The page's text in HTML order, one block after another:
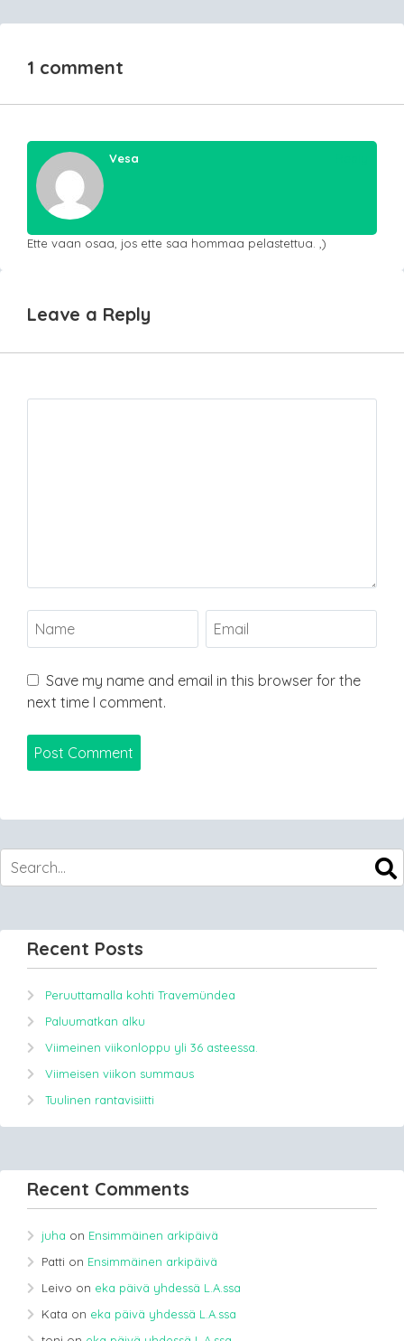
1 comment
Vesa
Ette vaan osaa, jos ette saa hommaa pelastettua. ,)
Leave a Reply
Save my name and email in this browser for the
next time I comment.
Recent Posts
Peruuttamalla kohti Travemündea
Paluumatkan alku
Viimeinen viikonloppu yli 36 asteessa.
Viimeisen viikon summaus
Tuulinen rantavisiitti
Recent Comments
juha on Ensimmäinen arkipäivä
Patti on Ensimmäinen arkipäivä
Leivo on eka päivä yhdessä L.A.ssa
Kata on eka päivä yhdessä L.A.ssa